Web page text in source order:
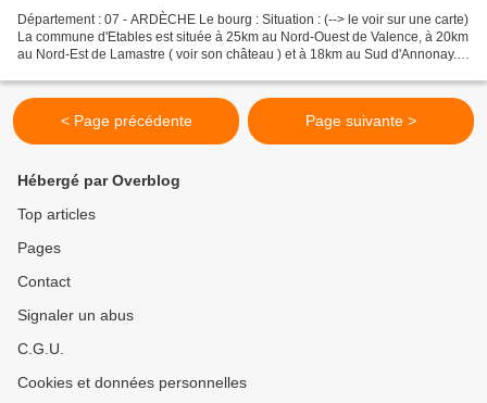
Département : 07 - ARDÈCHE Le bourg : Situation : (--> le voir sur une carte)
La commune d'Etables est située à 25km au Nord-Ouest de Valence, à 20km
au Nord-Est de Lamastre ( voir son château ) et à 18km au Sud d'Annonay.
< Page précédente Page suivante >
Hébergé par Overblog
Top articles
Pages
Contact
Signaler un abus
C.G.U.
Cookies et données personnelles